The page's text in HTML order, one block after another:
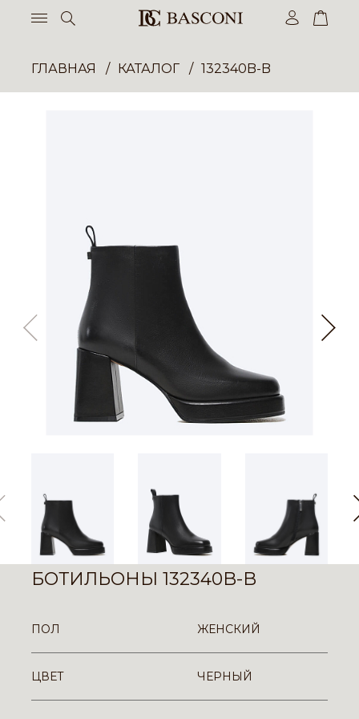
ГЛАВНАЯ КАТАЛОГ 132340B-B
БОТИЛЬОНЫ 132340B-B
ПОЛ ЖЕНСКИЙ
ЦВЕТ ЧЕРНЫЙ